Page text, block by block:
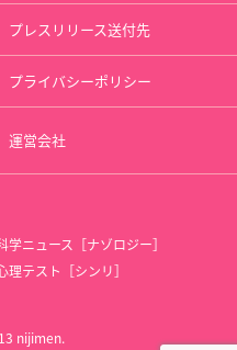
プレスリリース送付先
プライバシーポリシー
運営会社
学ニュース［ナゾロジー］
理テスト［シンリ］
nijimen.